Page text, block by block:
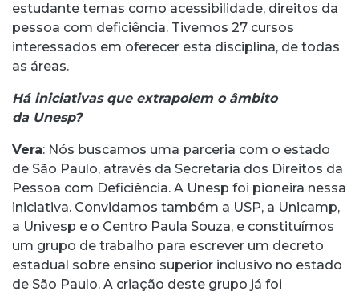
estudante temas como acessibilidade, direitos da
pessoa com deficiência. Tivemos 27 cursos
interessados em oferecer esta disciplina, de todas
as áreas.
Há iniciativas que extrapolem o âmbito
da Unesp?
Vera: Nós buscamos uma parceria com o estado
de São Paulo, através da Secretaria dos Direitos da
Pessoa com Deficiência. A Unesp foi pioneira nessa
iniciativa. Convidamos também a USP, a Unicamp,
a Univesp e o Centro Paula Souza, e constituímos
um grupo de trabalho para escrever um decreto
estadual sobre ensino superior inclusivo no estado
de São Paulo. A criação deste grupo já foi